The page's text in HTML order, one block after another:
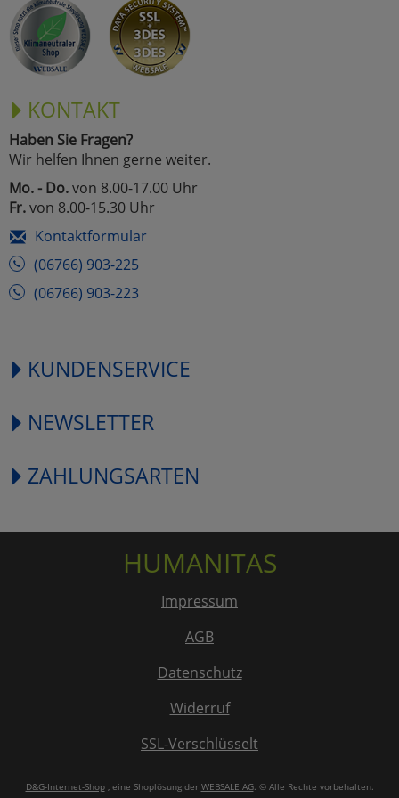
KONTAKT
Haben Sie Fragen?
Wir helfen Ihnen gerne weiter.
Mo. - Do.von 8.00-17.00 Uhr
Fr.von 8.00-15.30 Uhr
Kontaktformular
(06766) 903-225
(06766) 903-223
KUNDENSERVICE
NEWSLETTER
ZAHLUNGSARTEN
HUMANITAS
Impressum
AGB
Datenschutz
Widerruf
SSL-Verschlüsselt
D&G-Internet-Shop, eine Shoplösung der WEBSALE AG. © Alle Rechte vorbehalten.
Marketing
Alle Akzeptieren
Cookies
Einstellungen speichern